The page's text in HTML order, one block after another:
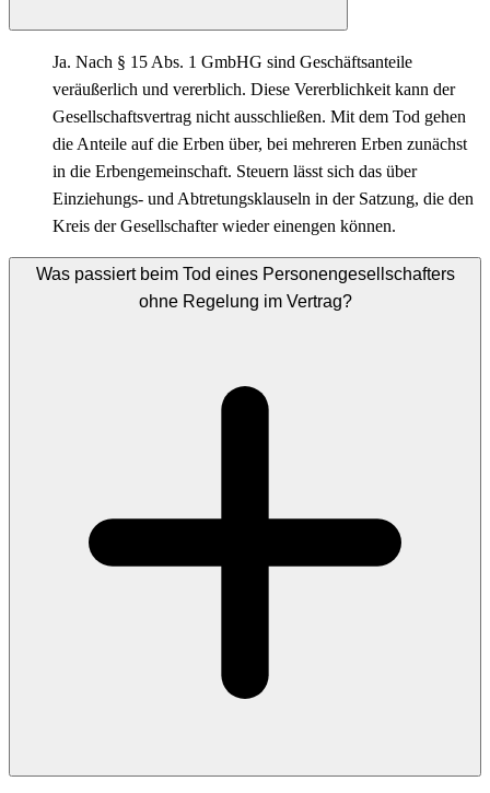
Ja. Nach § 15 Abs. 1 GmbHG sind Geschäftsanteile
veräußerlich und vererblich. Diese Vererblichkeit kann der
Gesellschaftsvertrag nicht ausschließen. Mit dem Tod gehen
die Anteile auf die Erben über, bei mehreren Erben zunächst
in die Erbengemeinschaft. Steuern lässt sich das über
Einziehungs- und Abtretungsklauseln in der Satzung, die den
Kreis der Gesellschafter wieder einengen können.
Was passiert beim Tod eines Personengesellschafters
ohne Regelung im Vertrag?